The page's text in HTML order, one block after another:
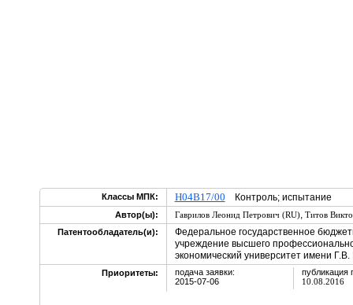
Классы МПК: H04B17/00 Контроль; испытание
Автор(ы): Гаврилов Леонид Петрович (RU), Титов
Патентообладатель(и):
Федеральное государственное
учреждение высшего
экономический университет имени
Приоритеты:
подача заявки:
2015-07-06
публикация
10.08.2016